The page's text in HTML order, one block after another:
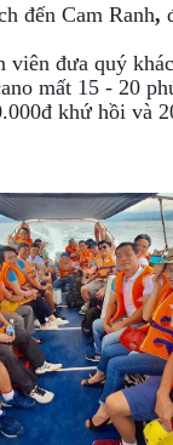
đến Cam Ranh,
viên đưa quý
mất 15 - 20
khứ hồi và